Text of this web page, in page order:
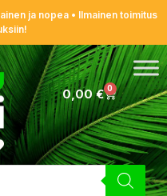
ja nopea • Ilmainen toimitus
0,00€ 0